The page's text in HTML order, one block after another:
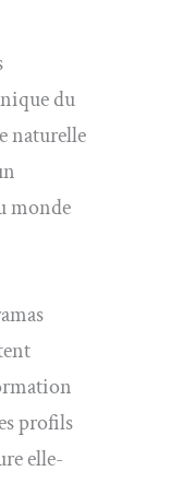
du
naturelle
monde
profils
elle-